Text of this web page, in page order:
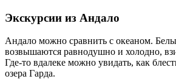
Экскурсии из Андало
Андало можно сравнить с океаном.
возвышаются равнодушно и холодно,
Где-то вдалеке можно увидать, как
озера Гарда.